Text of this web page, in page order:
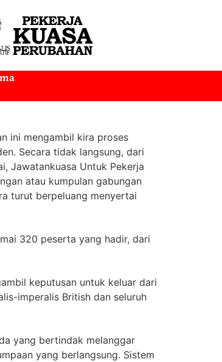
ini mengambil kira proses
Secara tidak langsung, dari
Jawatankuasa Untuk Pekerja
atau kumpulan gabungan
turut berpeluang menyertai
320 peserta yang hadir, dari
keputusan untuk keluar dari
imperalis British dan seluruh
yang bertindak melanggar
yang berlangsung. Sistem